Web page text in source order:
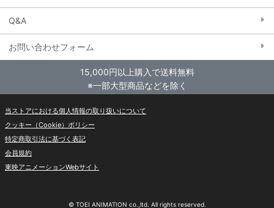
Q&A
お問い合わせフォーム
15,000円以上購入で送料無料
※一部大型商品などを除く
当ストアにおける個人情報の取り扱いについて
クッキー（Cookie）ポリシー
特定商取引法に基づく表記
会員規約
東映アニメーションWebサイト
© TOEI ANIMATION co.,ltd. All rights reserved.